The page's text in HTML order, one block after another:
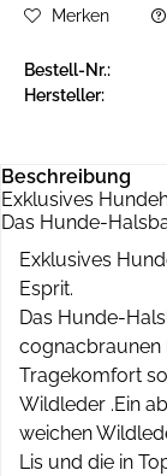
Merken
Bestell-Nr.:
Hersteller:
Beschreibung
Exklusives
Das Hunde-
Exklusives
Esprit.
Das Hunde-
cognacbraunen
Tragekomfort
Wildleder .Ein
weichen
Lis und die in